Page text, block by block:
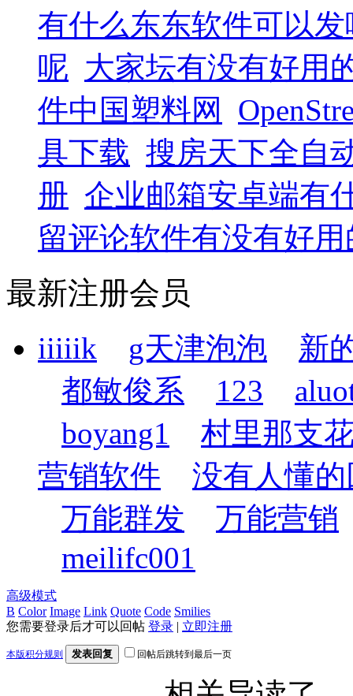
有什么东东软件可以发
呢 大家坛有没有好用
件中国塑料网
具下载 搜房天下全自
册 企业邮箱安卓端有
留评论软件有没有好
最新注册会员
iiiiik
g天津泡泡
新
都敏俊系
123
boyang1
村里那支
营销软件
没有人懂
万能群发
万能营销
meilifc001
高级模式
B Color Image Link Quote Code Smilies
您需要登录后才可以回帖 登录 | 立即注册
本版积分规则 发表回复 回帖后跳转到最后一页